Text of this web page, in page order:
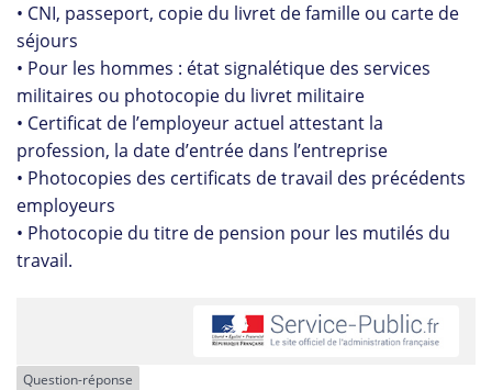
• CNI, passeport, copie du livret de famille ou carte de
séjours
• Pour les hommes : état signalétique des services
militaires ou photocopie du livret militaire
• Certificat de l’employeur actuel attestant la
profession, la date d’entrée dans l’entreprise
• Photocopies des certificats de travail des précédents
employeurs
• Photocopie du titre de pension pour les mutilés du
travail.
Question-réponse